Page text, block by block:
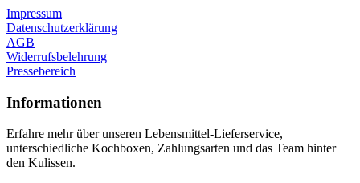
Impressum
Datenschutzerklärung
AGB
Widerrufsbelehrung
Pressebereich
Informationen
Erfahre mehr über unseren Lebensmittel-Lieferservice,
unterschiedliche Kochboxen, Zahlungsarten und das Team hinter
den Kulissen.